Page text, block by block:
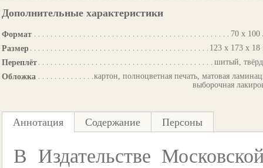
Дополнительные характеристики
Формат
70 х 100
Размер
123 х 173 х
Переплёт
шитый,
Обложка
картон, полноцветная печать, матовая
выборочная
Аннотация Содержание Персоны
В Издательстве